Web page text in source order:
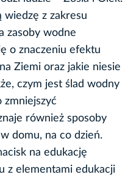
wiedzę z zakresu
zasoby wodne
o znaczeniu efektu
Ziemi oraz jakie niesie
czym jest ślad wodny
zmniejszyć
również sposoby
domu, na co dzień.
na edukację
z elementami edukacji